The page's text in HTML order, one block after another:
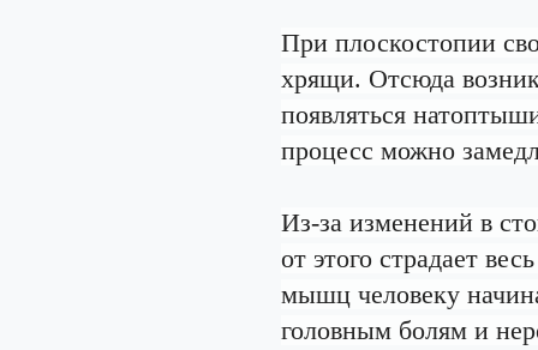
При плоскостопии
хрящи. Отсюда
появляться
процесс можно
Из-за изменений в
от этого страдает
мышц человеку
головным болям и